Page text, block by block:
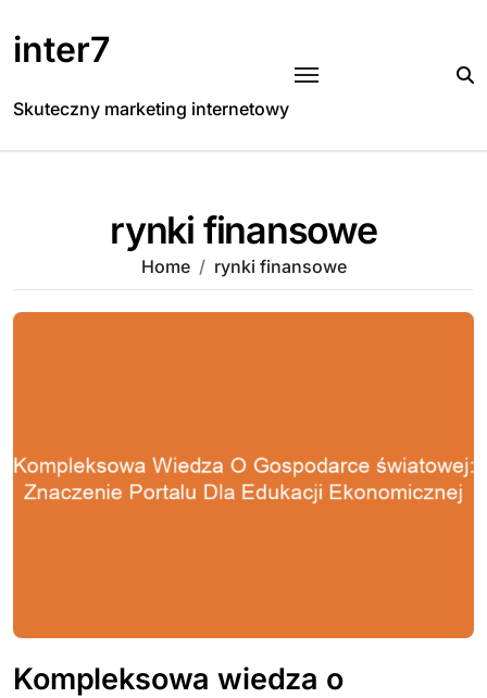
to
content
inter7
Skuteczny marketing internetowy
rynki finansowe
Home rynki finansowe
Kompleksowa wiedza o